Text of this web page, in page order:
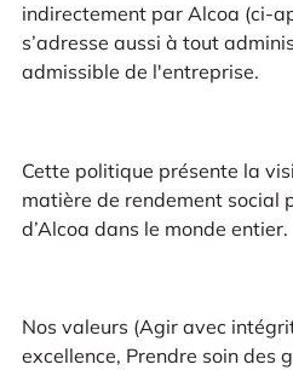
indirectement par Alcoa (ci-
s’adresse aussi à tout
admissible de l'entreprise.
Cette politique présente la
matière de rendement social
d’Alcoa dans le monde entier.
Nos valeurs (Agir avec
excellence, Prendre soin des